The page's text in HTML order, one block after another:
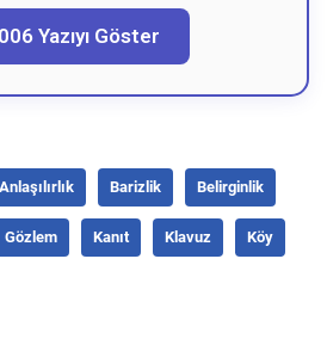
Yazıyı Göster
Anlaşılırlık Barizlik Belirginlik
Gözlem Kanıt Klavuz Köy